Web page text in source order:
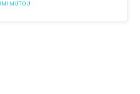
MUTOU